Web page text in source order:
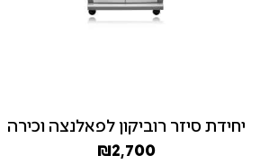
יחידת סיזר רוביקון לפאלנצה וכירה
₪2,700